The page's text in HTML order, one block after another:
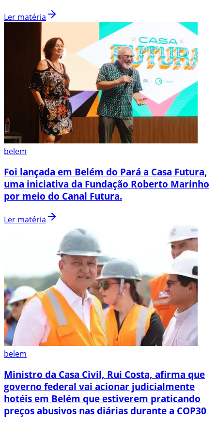
Ler matéria
belem
Foi lançada em Belém do Pará a Casa Futura,
uma iniciativa da Fundação Roberto Marinho
por meio do Canal Futura.
Ler matéria
belem
Ministro da Casa Civil, Rui Costa, afirma que
governo federal vai acionar judicialmente
hotéis em Belém que estiverem praticando
preços abusivos nas diárias durante a COP30